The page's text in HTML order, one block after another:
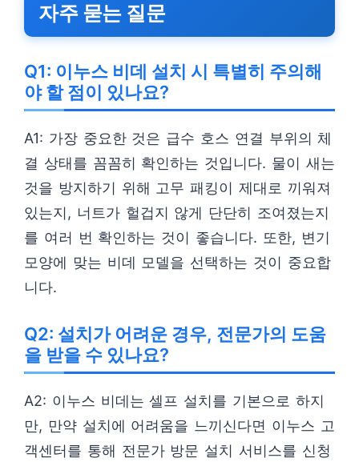
자주 묻는 질문
Q1: 이누스 비데 설치 시 특별히 주의해
야 할 점이 있나요?
A1: 가장 중요한 것은 급수 호스 연결 부위의 체
결 상태를 꼼꼼히 확인하는 것입니다. 물이 새는
것을 방지하기 위해 고무 패킹이 제대로 끼워져
있는지, 너트가 헐겁지 않게 단단히 조여졌는지
를 여러 번 확인하는 것이 좋습니다. 또한, 변기
모양에 맞는 비데 모델을 선택하는 것이 중요합
니다.
Q2: 설치가 어려운 경우, 전문가의 도움
을 받을 수 있나요?
A2: 이누스 비데는 셀프 설치를 기본으로 하지
만, 만약 설치에 어려움을 느끼신다면 이누스 고
객센터를 통해 전문가 방문 설치 서비스를 신청